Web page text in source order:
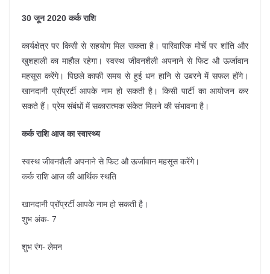
30 जून 2020 कर्क राशि
कार्यक्षेत्र पर किसी से सहयोग मिल सकता है। पारिवारिक मोर्चे पर शांति और
खुशहाली का माहौल रहेगा। स्वस्थ जीवनशैली अपनाने से फिट औ ऊर्जावान
महसूस करेंगे। पिछले काफी समय से हुई धन हानि से उबरने में सफल होंगे।
खानदानी प्रॉप्रर्टी आपके नाम हो सकती है। किसी पार्टी का आयोजन कर
सकते हैं। प्रेम संबंधों में सकारात्मक संकेत मिलने की संभावना है।
कर्क राशि आज का स्वास्थ्य
स्वस्थ जीवनशैली अपनाने से फिट औ ऊर्जावान महसूस करेंगे।
कर्क राशि आज की आर्थिक स्थति
खानदानी प्रॉप्रर्टी आपके नाम हो सकती है।
शुभ अंक- 7
शुभ रंग- लेमन